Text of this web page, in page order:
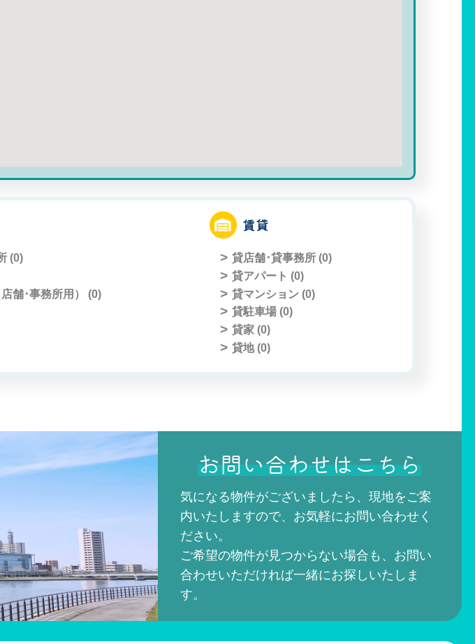
(0)
舗･事務所用） (0)
賃貸
貸店舗･貸事務所 (0)
貸アパート (0)
貸マンション (0)
貸駐車場 (0)
貸家 (0)
貸地 (0)
お問い合わせはこちら
気になる物件がございましたら、現地をご案
内いたしますので、お気軽にお問い合わせく
ださい。
ご希望の物件が見つからない場合も、お問い
合わせいただければ一緒にお探しいたしま
す。